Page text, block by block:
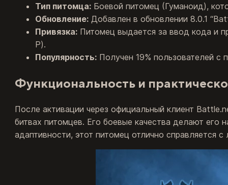
Тип питомца: Боевой питомец (Гуманоид),
Обновление: Добавлен в обновлении 8.0.1
Привязка: Питомец выдается за ввод кода и
P).
Популярность: Получен 19% пользователей с
Функциональность и
После активации через официальный клиент
битвах питомцев. Его боевые качества делают
адаптивности, этот питомец отлично